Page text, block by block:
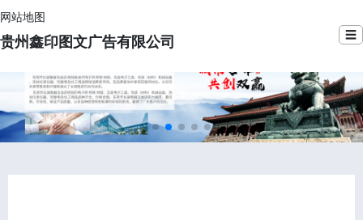
网站地图
贵州鑫印图文广告有限公司 ☰